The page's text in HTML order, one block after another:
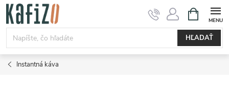
Prejsť
obsah
HĽADAŤ
KOŠÍK
Instantná káva